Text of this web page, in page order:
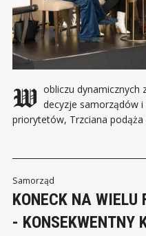
W obliczu dynamicznych zmian, rosnącej presji na szybkie decyzje samorządów i
priorytetów, Trzciana podąża
rozwijających się
Samorząd
KONECK NA WIELU
- KONSEKWENTNY